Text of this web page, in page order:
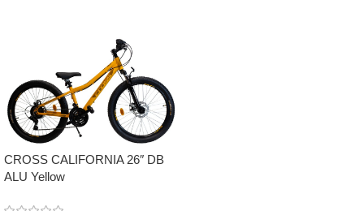
CROSS CALIFORNIA 26″ DB
ALU Yellow